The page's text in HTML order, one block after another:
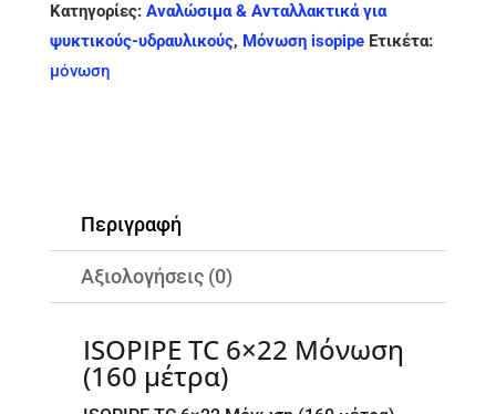
(160
μέτρα)
ποσότητα
Κατηγορίες: Αναλώσιμα & Ανταλλακτικά για
ψυκτικούς-υδραυλικούς, Μόνωση isopipe Ετικέτα:
μόνωση
Περιγραφή
Αξιολογήσεις (0)
ISOPIPE TC 6×22 Μόνωση
(160 μέτρα)